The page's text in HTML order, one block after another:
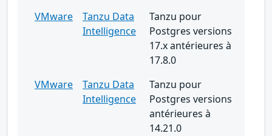
VMware
Tanzu Data
Intelligence
Tanzu pour
Postgres versions
17.x antérieures à
17.8.0
VMware
Tanzu Data
Intelligence
Tanzu pour
Postgres versions
antérieures à
14.21.0